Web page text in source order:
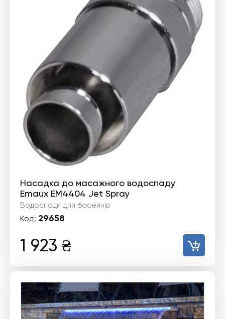
Насадка до масажного водоспаду
Emaux EM4404 Jet Spray
Водоспади для басейнів
Код: 29658
1 923 ₴